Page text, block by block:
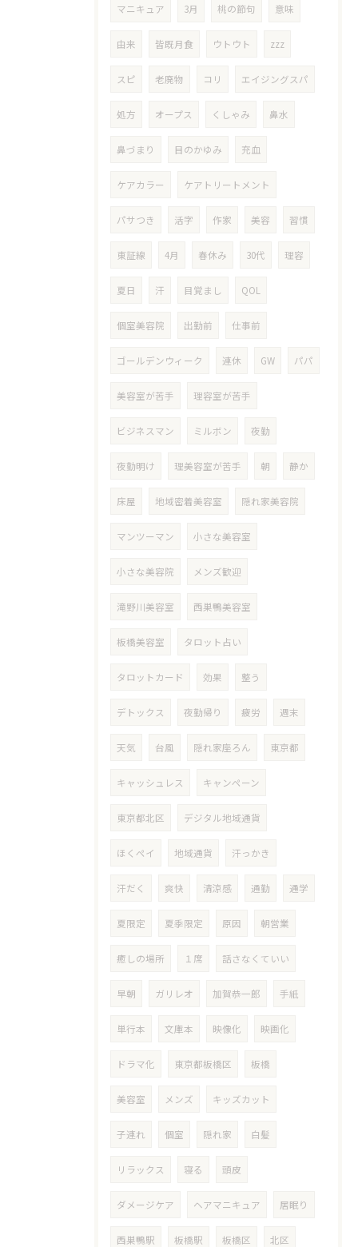
マニキュア 3月 桃の節句 意味
由来 皆既月食 ウトウト zzz
スピ 老廃物 コリ エイジングスパ
処方 オープス くしゃみ 鼻水
鼻づまり 目のかゆみ 充血
ケアカラー ケアトリートメント
パサつき 活字 作家 美容 習慣
東証線 4月 春休み 30代 理容
夏日 汗 目覚まし QOL
個室美容院 出勤前 仕事前
ゴールデンウィーク 連休 GW パパ
美容室が苦手 理容室が苦手
ビジネスマン ミルボン 夜勤
夜勤明け 理美容室が苦手 朝 静か
床屋 地域密着美容室 隠れ家美容院
マンツーマン 小さな美容室
小さな美容院 メンズ歓迎
滝野川美容室 西巣鴨美容室
板橋美容室 タロット占い
タロットカード 効果 整う
デトックス 夜勤帰り 疲労 週末
天気 台風 隠れ家座ろん 東京都
キャッシュレス キャンペーン
東京都北区 デジタル地域通貨
ほくペイ 地域通貨 汗っかき
汗だく 爽快 清涼感 通勤 通学
夏限定 夏季限定 原因 朝営業
癒しの場所 １席 話さなくていい
早朝 ガリレオ 加賀恭一郎 手紙
単行本 文庫本 映像化 映画化
ドラマ化 東京都板橋区 板橋
美容室 メンズ キッズカット
子連れ 個室 隠れ家 白髪
リラックス 寝る 頭皮
ダメージケア ヘアマニキュア 居眠り
西巣鴨駅 板橋駅 板橋区 北区